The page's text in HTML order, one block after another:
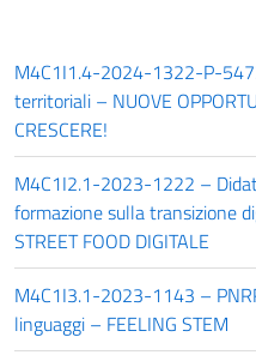
M4C1I1.4-2024-1322-P-
territoriali – NUOVE
CRESCERE!
M4C1I2.1-2023-1222 –
formazione sulla transizione
STREET FOOD DIGITALE
M4C1I3.1-2023-1143 –
linguaggi – FEELING STEM